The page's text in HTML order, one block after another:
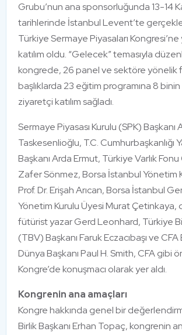
Grubu’nun ana sponsorluğunda 13-14
tarihlerinde İstanbul Levent’te
Türkiye Sermaye Piyasaları
katılım oldu. “Gelecek” temasıyla
kongrede, 26 panel ve sektöre yönelik
başlıklarda 23 eğitim programına 8
ziyaretçi katılım sağladı.
Sermaye Piyasası Kurulu (SPK) Başkanı
Taskesenlioğlu, T.C. Cumhurbaşkanlığı
Başkanı Arda Ermut, Türkiye Varlık
Zafer Sönmez, Borsa İstanbul Yönetim
Prof. Dr. Erişah Arıcan, Borsa İstanbul
Yönetim Kurulu Üyesi Murat Çetinkaya,
fütürist yazar Gerd Leonhard, Türkiye
(TBV) Başkanı Faruk Eczacıbaşı ve
Dünya Başkanı Paul H. Smith, CFA gibi
Kongre’de konuşmacı olarak yer aldı.
Kongrenin ana amaçları
Kongre hakkında genel bir
Birlik Başkanı Erhan Topaç, kongrenin